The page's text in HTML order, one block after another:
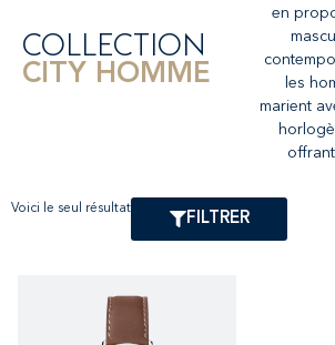
COLLECTION
CITY HOMME
en
les
marient
Voici le seul résultat
FILTRER